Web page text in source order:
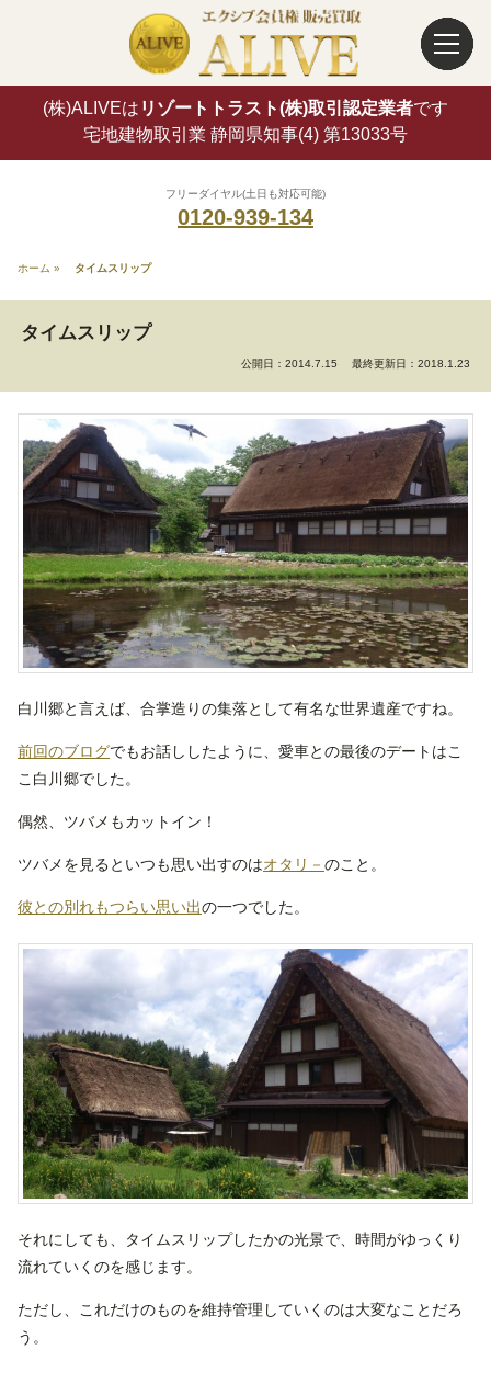
(株)ALIVEは リゾートトラスト(株)取引認定業者です
宅地建物取引業 静岡県知事(4) 第13033号
フリーダイヤル(土日も対応可能)
0120-939-134
ホーム » タイムスリップ
タイムスリップ
公開日：2014.7.15 最終更新日：2018.1.23
白川郷と言えば、合掌造りの集落として有名な世界遺産ですね。
前回のブログでもお話ししたように、愛車との最後のデートはこ
こ白川郷でした。
偶然、ツバメもカットイン！
ツバメを見るといつも思い出すのはオタリ－ のこと。
彼との別れもつらい思い出の一つでした。
それにしても、タイムスリップしたかの光景で、時間がゆっくり
流れていくのを感じます。
ただし、これだけのものを維持管理していくのは大変なことだろ
う。